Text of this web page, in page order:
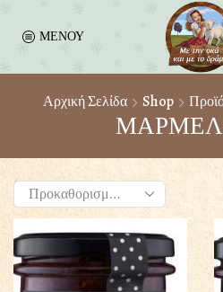
ΜΕΝΟΥ
Αρχική Σελίδα Shop